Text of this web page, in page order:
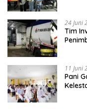
24 Juni
Tim
11 Juni
Pani